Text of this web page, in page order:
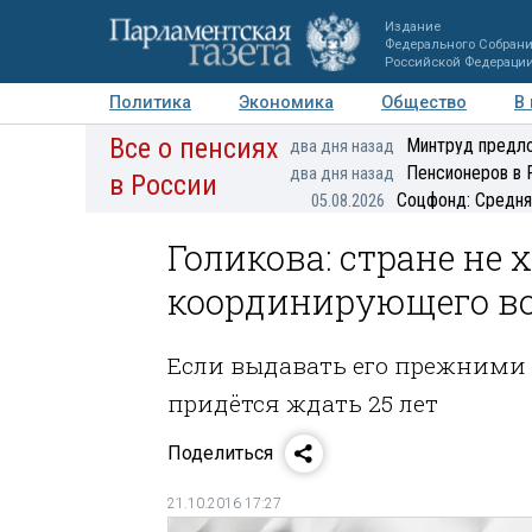
Издание
Федерального
Российской
Политика Экономика Общество
В
Авторы Персоны Мнения Регионы
Все о пенсиях
в России
два дня назад Минтруд
два дня назад Пенсионеров в
05.08.2026 Соцфонд:
Голикова: стране не
координирующего
Если выдавать его
придётся ждать 25 лет
Поделиться
21.10.2016 17:27